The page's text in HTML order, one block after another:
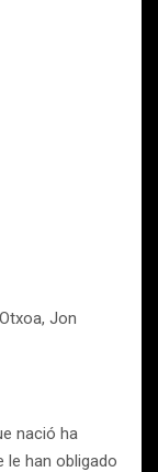
Jon
nació ha
le han obligado